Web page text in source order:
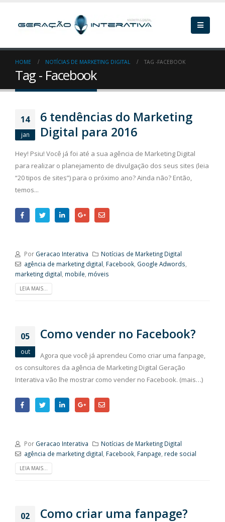
HOME NOTÍCIAS DE MARKETING DIGITAL TAG -FACEBOOK
Tag - Facebook
14
jan
6 tendências do Marketing
Digital para 2016
Hey! Psiu! Você já foi até a sua agência de Marketing Digital
para realizar o planejamento de divulgação dos seus sites (leia
“20 tipos de sites”) para o próximo ano? Ainda não? Então,
temos...
Por Geracao Interativa
Notícias de Marketing Digital
agência de marketing digital Facebook, Google Adwords
marketing digital mobile móveis
LEIA MAIS...
05
out
Como vender no Facebook?
Agora que você já aprendeu Como criar uma fanpage,
os consultores da agência de Marketing Digital Geração
Interativa vão lhe mostrar como vender no Facebook. (mais…)
Por Geracao Interativa
Notícias de Marketing Digital
agência de marketing digital Facebook, Fanpage rede social
LEIA MAIS...
02 Como criar uma fanpage?